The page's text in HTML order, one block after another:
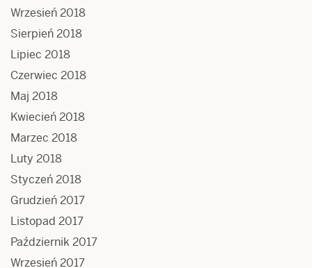
Wrzesień 2018
Sierpień 2018
Lipiec 2018
Czerwiec 2018
Maj 2018
Kwiecień 2018
Marzec 2018
Luty 2018
Styczeń 2018
Grudzień 2017
Listopad 2017
Październik 2017
Wrzesień 2017